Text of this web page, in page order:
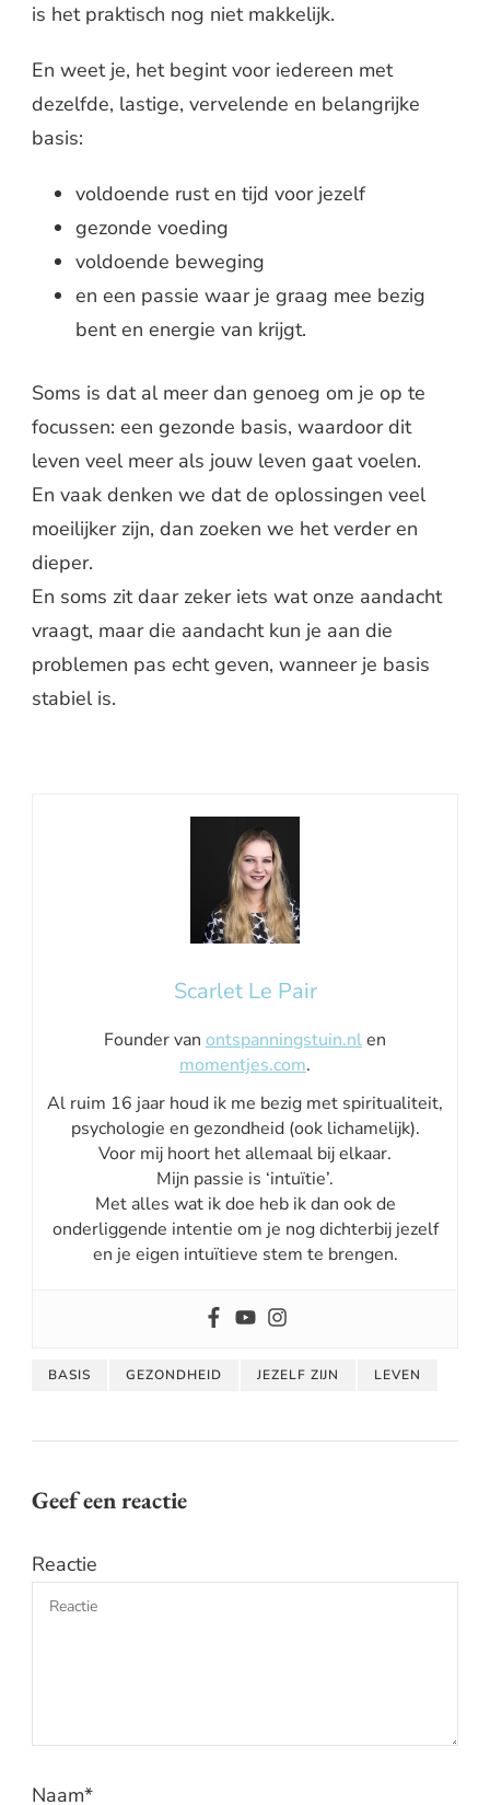
is het praktisch nog niet makkelijk.
En weet je, het begint voor iedereen met
dezelfde, lastige, vervelende en belangrijke
basis:
voldoende rust en tijd voor jezelf
gezonde voeding
voldoende beweging
en een passie waar je graag mee bezig
bent en energie van krijgt.
Soms is dat al meer dan genoeg om je op te
focussen: een gezonde basis, waardoor dit
leven veel meer als jouw leven gaat voelen.
En vaak denken we dat de oplossingen veel
moeilijker zijn, dan zoeken we het verder en
dieper.
En soms zit daar zeker iets wat onze aandacht
vraagt, maar die aandacht kun je aan die
problemen pas echt geven, wanneer je basis
stabiel is.
Scarlet Le Pair
Founder van ontspanningstuin.nlen
momentjes.com.
Al ruim 16 jaar houd ik me bezig met spiritualiteit,
psychologie en gezondheid (ook lichamelijk).
Voor mij hoort het allemaal bij elkaar.
Mijn passie is ‘intuïtie’.
Met alles wat ik doe heb ik dan ook de
onderliggende intentie om je nog dichterbij jezelf
en je eigen intuïtieve stem te brengen.
BASIS GEZONDHEID JEZELF ZIJN LEVEN
Geef een reactie
Reactie
Naam*